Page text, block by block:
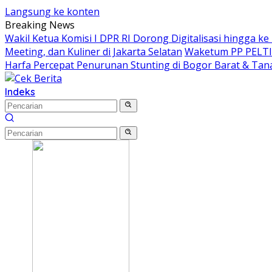
Langsung ke konten
Breaking News
Wakil Ketua Komisi I DPR RI Dorong Digitalisasi hingga ke
Meeting, dan Kuliner di Jakarta Selatan Waketum PP
Harfa Percepat Penurunan Stunting di Bogor Barat &
Indeks